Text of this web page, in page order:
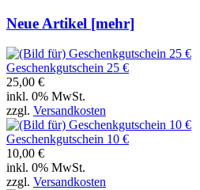
Neue Artikel [mehr]
Geschenkgutschein 25 €
25,00 €
inkl. 0% MwSt.
zzgl. Versandkosten
Geschenkgutschein 10 €
10,00 €
inkl. 0% MwSt.
zzgl. Versandkosten